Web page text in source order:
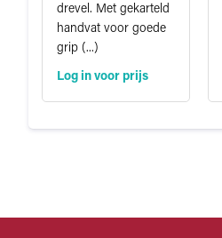
drevel. Met gekarteld
handvat voor goede
grip (...)
Log in voor prijs